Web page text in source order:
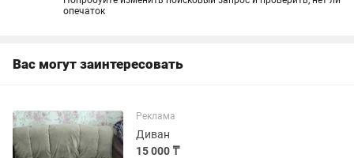
опечаток
Вас могут заинтересовать
Реклама
Диван
15 000 ₸